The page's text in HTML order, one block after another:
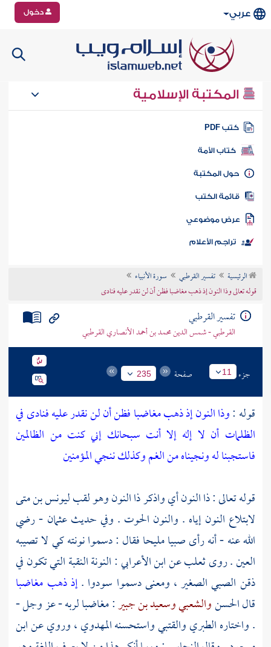
عربي دخول
المكتبة الإسلامية
كتب PDF
كتاب الأمة
المكتبة
الكتب
موضوعي
تراجم الأعلام
الرئيسية تفسير القرطبي
سورة الأنبياء
قوله تعالى وذا النون إذ ذهب مغاضبا فظن أن لن نقدر عليه فنادى
تفسير القرطبي
القرطبي - شمس الدين محمد بن أحمد الأنصاري القرطبي
جزء 11 صفحة 235
قوله :وذا النون إذ ذهب مغاضبا فظن أن لن نقدر عليه فنادى في
الظلمات أن لا إله إلا أنت سبحانك إني كنت من الظالمين
فاستجبنا له ونجيناه من الغم وكذلك ننجي المؤمنين
قوله تعالى : ذا النون أي واذكر ذا النون وهو لقبليونس بن متى
لابتلاع النون إياه . والنون الحوت . وفي حديثعثمان - رضي
الله عنه - أنه رأى صبيا مليحا فقال : دسموا نونته كي لا تصيبه
العين . روىثعلبعنابن الأعرابي: النونة النقبة التي تكون في
ذقن الصبي الصغير ، ومعنى دسموا سودوا .إذ ذهب مغاضبا
قالالحسنوالشعبيوسعيد بن جبير: مغاضبا لربه - عز وجل -
. واختارهالطبريوالقتبيواستحسنهالمهدوي ،وروي عنابن